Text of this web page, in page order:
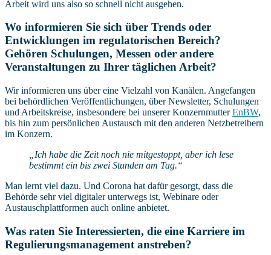
Arbeit wird uns also so schnell nicht ausgehen.
Wo informieren Sie sich über Trends oder
Entwicklungen im regulatorischen Bereich?
Gehören Schulungen, Messen oder andere
Veranstaltungen zu Ihrer täglichen Arbeit?
Wir informieren uns über eine Vielzahl von Kanälen. Angefangen
bei behördlichen Veröffentlichungen, über Newsletter, Schulungen
und Arbeitskreise, insbesondere bei unserer KonzernmutterEnBW,
bis hin zum persönlichen Austausch mit den anderen Netzbetreibern
im Konzern.
„Ich habe die Zeit noch nie mitgestoppt, aber ich lese
bestimmt ein bis zwei Stunden am Tag.“
Man lernt viel dazu. Und Corona hat dafür gesorgt, dass die
Behörde sehr viel digitaler unterwegs ist, Webinare oder
Austauschplattformen auch online anbietet.
Was raten Sie Interessierten, die eine Karriere im
Regulierungsmanagement anstreben?